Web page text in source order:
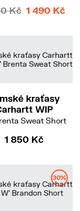
Kč 1 490 Kč
kraťasy
WIP
Sweat Short
1 850 Kč
30%